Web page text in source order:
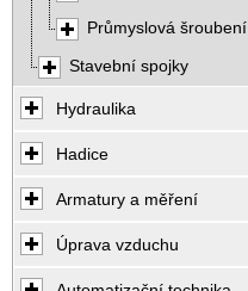
Průmyslová šroubení
Stavební spojky
Hydraulika
Hadice
Armatury a měření
Úprava vzduchu